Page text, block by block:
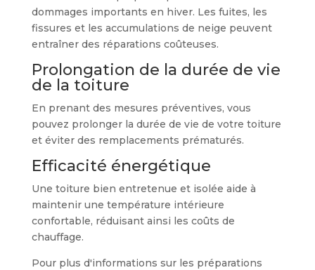
dommages importants en hiver. Les fuites, les
fissures et les accumulations de neige peuvent
entraîner des réparations coûteuses.
Prolongation de la durée de vie
de la toiture
En prenant des mesures préventives, vous
pouvez prolonger la durée de vie de votre toiture
et éviter des remplacements prématurés.
Efficacité énergétique
Une toiture bien entretenue et isolée aide à
maintenir une température intérieure
confortable, réduisant ainsi les coûts de
chauffage.
Pour plus d'informations sur les préparations